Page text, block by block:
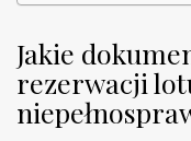
Jakie
rezerwacji